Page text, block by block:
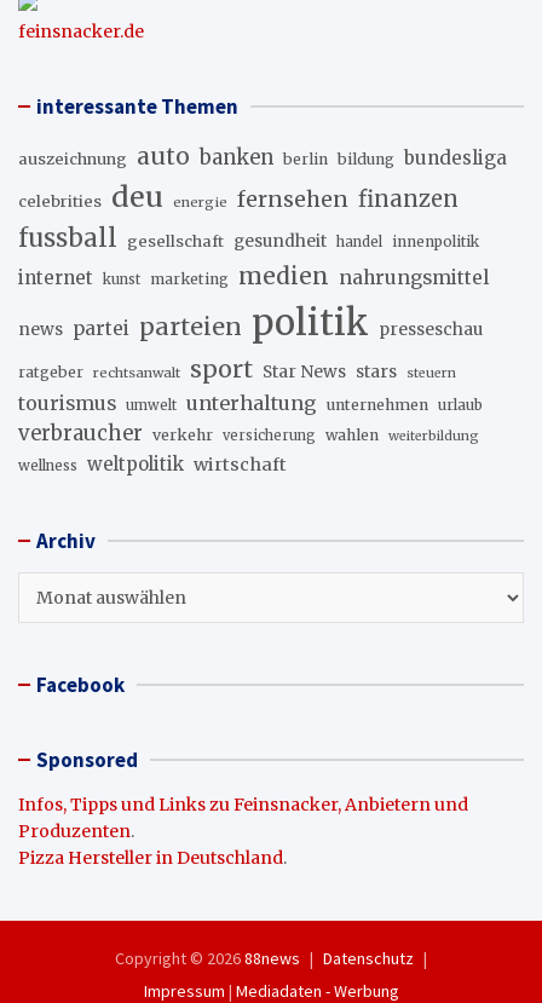
feinsnacker.de
interessante Themen
auszeichnung auto banken berlin bildung bundesliga
celebrities deu energie fernsehen finanzen
fussball gesellschaft gesundheit handel innenpolitik
internet kunst marketing medien nahrungsmittel
news partei parteien politik presseschau
ratgeber rechtsanwalt sport Star News stars steuern
tourismus umwelt unterhaltung unternehmen urlaub
verbraucher verkehr versicherung wahlen weiterbildung
wellness weltpolitik wirtschaft
Archiv
Facebook
Sponsored
Infos, Tipps und Links zu Feinsnacker, Anbietern und
Produzenten.
Pizza Hersteller in Deutschland.
Copyright © 202688news
Datenschutz
Impressum | Mediadaten - Werbung